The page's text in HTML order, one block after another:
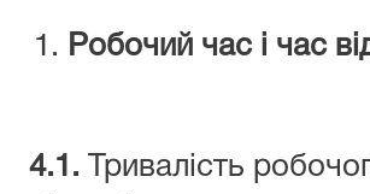
Робочий час і час
4.1.
Тривалість